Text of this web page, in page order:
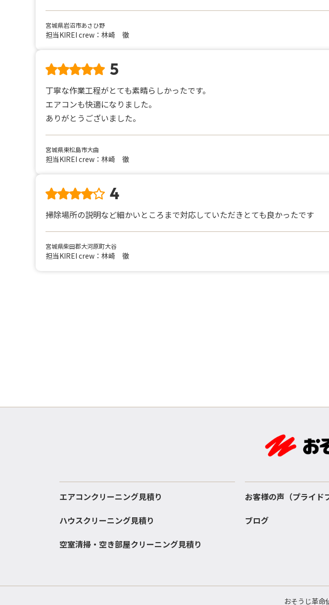
宮城県岩沼市あさひ野
担当KIREI crew：林崎 徹
5
丁寧な作業工程がとても素晴らしかったです。
エアコンも快適になりました。
ありがとうございました。
宮城県東松島市大曲
担当KIREI crew：林崎 徹
4
掃除場所の説明など細かいところまで対応していただきとても良かったです
宮城県柴田郡大河原町大谷
担当KIREI crew：林崎 徹
エアコンクリーニング見積り
ハウスクリーニング見積り
空室清掃・空き部屋クリーニング見積り
お客様の声（プライド
ブログ
おそうじ革命